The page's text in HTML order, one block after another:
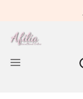
Menu